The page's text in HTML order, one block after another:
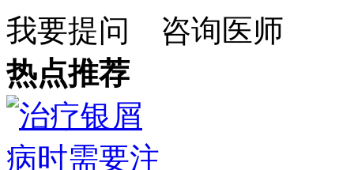
我要提问
咨询医师
热点推荐